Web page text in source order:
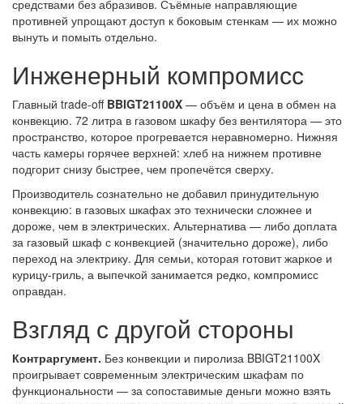
средствами без абразивов. Съёмные направляющие
противней упрощают доступ к боковым стенкам — их можно
вынуть и помыть отдельно.
Инженерный компромисс
Главный trade-off BBIGT21100X — объём и цена в обмен на
конвекцию. 72 литра в газовом шкафу без вентилятора — это
пространство, которое прогревается неравномерно. Нижняя
часть камеры горячее верхней: хлеб на нижнем противне
подгорит снизу быстрее, чем пропечётся сверху.
Производитель сознательно не добавил принудительную
конвекцию: в газовых шкафах это технически сложнее и
дороже, чем в электрических. Альтернатива — либо доплата
за газовый шкаф с конвекцией (значительно дороже), либо
переход на электрику. Для семьи, которая готовит жаркое и
курицу-гриль, а выпечкой занимается редко, компромисс
оправдан.
Взгляд с другой стороны
Контраргумент. Без конвекции и пиролиза BBIGT21100X
проигрывает современным электрическим шкафам по
функциональности — за сопоставимые деньги можно взять